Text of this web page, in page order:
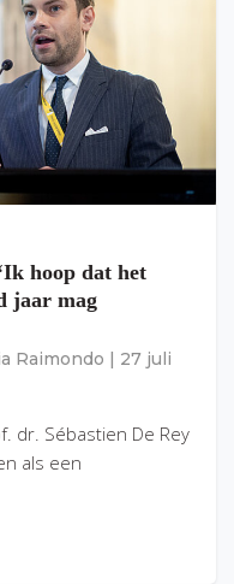
hoop dat het
jaar mag
Raimondo
27 juli
dr. Sébastien De Rey
als een